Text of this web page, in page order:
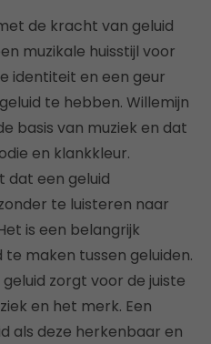
de kracht van geluid
muzikale huisstijl voor
identiteit en een geur
te hebben. Willemijn
basis van muziek en dat
en klankkleur.
dat een geluid
te luisteren naar
is een belangrijk
maken tussen geluiden.
zorgt voor de juiste
en het merk. Een
als deze herkenbaar en